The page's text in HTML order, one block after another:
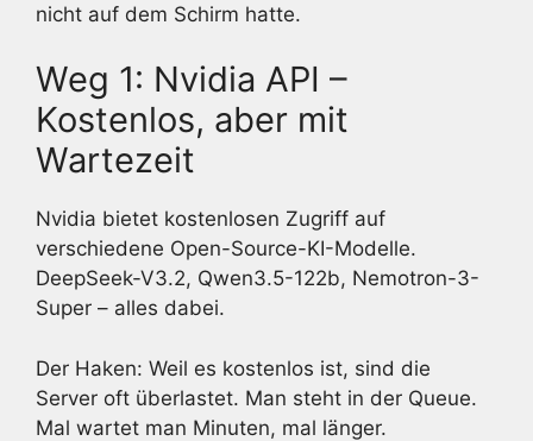
nicht auf dem Schirm hatte.
Weg 1: Nvidia API –
Kostenlos, aber mit
Wartezeit
Nvidia bietet kostenlosen Zugriff auf
verschiedene Open-Source-KI-Modelle.
DeepSeek-V3.2, Qwen3.5-122b, Nemotron-3-
Super – alles dabei.
Der Haken: Weil es kostenlos ist, sind die
Server oft überlastet. Man steht in der Queue.
Mal wartet man Minuten, mal länger.